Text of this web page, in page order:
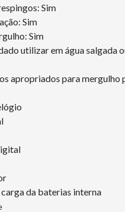
Sim
Sim
Sim
utilizar em água salgada
apropriados para mergulho
da baterias interna